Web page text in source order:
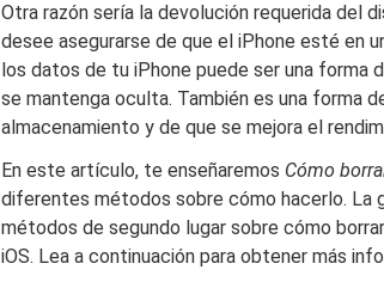
Otra razón sería la devolución requerida del
desee asegurarse de que el iPhone esté en
los datos de tu iPhone puede ser una forma
se mantenga oculta. También es una forma
almacenamiento y de que se mejora el
En este artículo, te enseñaremos Cómo
diferentes métodos sobre cómo hacerlo. La
métodos de segundo lugar sobre cómo
iOS. Lea a continuación para obtener más